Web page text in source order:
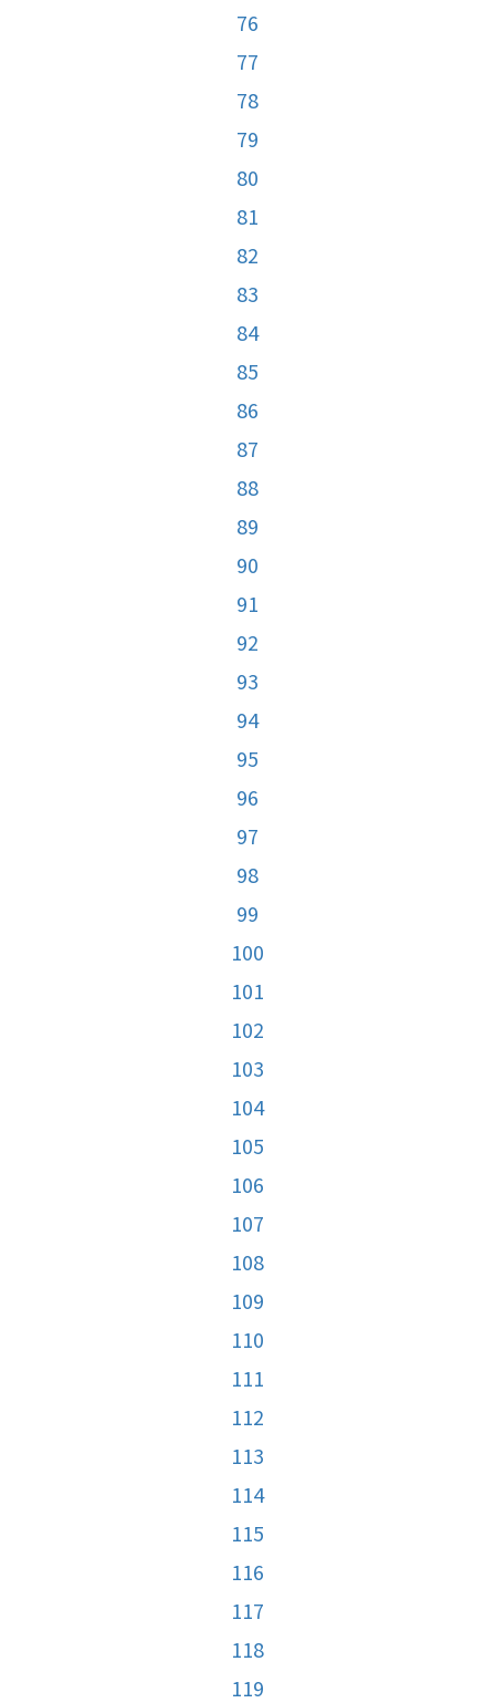
76
77
78
79
80
81
82
83
84
85
86
87
88
89
90
91
92
93
94
95
96
97
98
99
100
101
102
103
104
105
106
107
108
109
110
111
112
113
114
115
116
117
118
119